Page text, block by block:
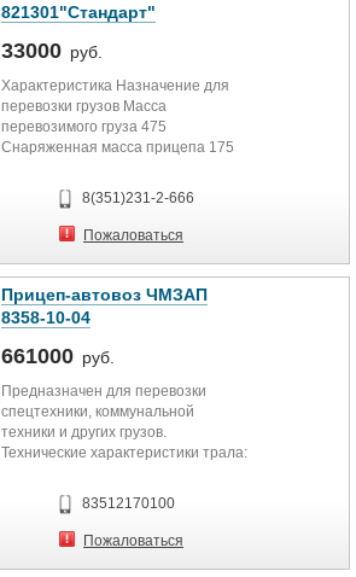
821301"Стандарт"
33000 руб.
Характеристика Назначение для
перевозки грузов Масса
перевозимого груза 475
Снаряженная масса прицепа 175
Габаритные...
8(351)231-2-666
Пожаловаться
Прицеп-автовоз ЧМЗАП
8358-10-04
661000 руб.
Предназначен для перевозки
спецтехники, коммунальной
техники и других грузов.
Технические характеристики трала:
2500 мм,...
83512170100
Пожаловаться